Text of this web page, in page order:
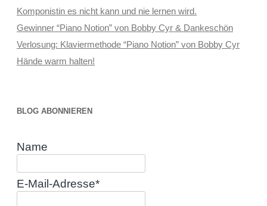
Komponistin es nicht kann und nie lernen wird.
Gewinner “Piano Notion” von Bobby Cyr & Dankeschön
Verlosung: Klaviermethode “Piano Notion” von Bobby Cyr
Hände warm halten!
BLOG ABONNIEREN
Name
E-Mail-Adresse*